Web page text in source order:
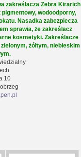
zakreślacza Zebra Kirarich
wodoodporny,
Nasadka zabezpiecza
sprawia, że zakreślacz
kosmetyki. Zakreślacze
żółtym, niebieskim
10